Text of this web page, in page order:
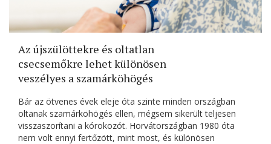
Az újszülöttekre és oltatlan
csecsemőkre lehet különösen
veszélyes a szamárköhögés
Bár az ötvenes évek eleje óta szinte minden országban
oltanak szamárköhögés ellen, mégsem sikerült teljesen
visszaszorítani a kórokozót. Horvátországban 1980 óta
nem volt ennyi fertőzött, mint most, és különösen